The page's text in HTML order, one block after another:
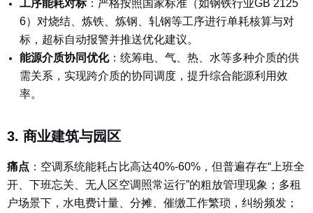
工序能耗对标： 严格按照国家标准（如钢铁行业GB 2125
6）对烧结、炼铁、炼钢、轧钢等工序进行单耗核算与对
标，超标自动报警并推送优化建议。
能源介质协同优化： 统筹电、气、热、水等多种介质的供
需关系，实现跨介质的协同调度，提升综合能源利用效
率。
3. 商业建筑与园区
痛点 ： 空调系统能耗占比高达40%-60%，但普遍存在“上班全
开、下班忘关、无人区空调照常运行”的粗放管理现象；多租
户场景下，水电费计量、分摊、催缴工作繁琐，纠纷频发；